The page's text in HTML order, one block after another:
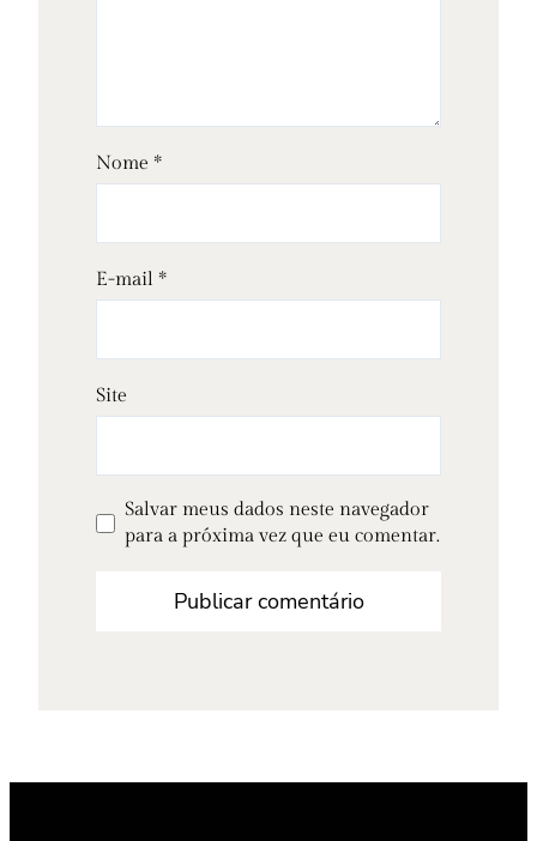
Nome *
E-mail *
Site
Salvar meus dados neste navegador
para a próxima vez que eu comentar.